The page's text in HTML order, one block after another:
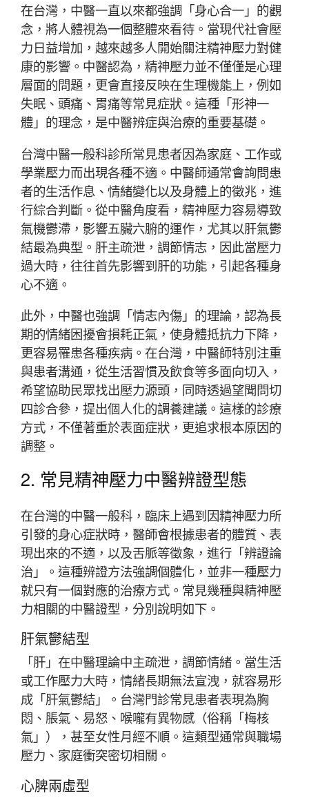
在台灣，中醫一直以來都強調「身心合一」的觀
念，將人體視為一個整體來看待。當現代社會壓
力日益增加，越來越多人開始關注精神壓力對健
康的影響。中醫認為，精神壓力並不僅僅是心理
層面的問題，更會直接反映在生理機能上，例如
失眠、頭痛、胃痛等常見症狀。這種「形神一
體」的理念，是中醫辨症與治療的重要基礎。
台灣中醫一般科診所常見患者因為家庭、工作或
學業壓力而出現各種不適。中醫師通常會詢問患
者的生活作息、情緒變化以及身體上的徵兆，進
行綜合判斷。從中醫角度看，精神壓力容易導致
氣機鬱滯，影響五臟六腑的運作，尤其以肝氣鬱
結最為典型。肝主疏泄，調節情志，因此當壓力
過大時，往往首先影響到肝的功能，引起各種身
心不適。
此外，中醫也強調「情志內傷」的理論，認為長
期的情緒困擾會損耗正氣，使身體抵抗力下降，
更容易罹患各種疾病。在台灣，中醫師特別注重
與患者溝通，從生活習慣及飲食等多面向切入，
希望協助民眾找出壓力源頭，同時透過望聞問切
四診合參，提出個人化的調養建議。這樣的診療
方式，不僅著重於表面症狀，更追求根本原因的
調整。
2. 常見精神壓力中醫辨證型態
在台灣的中醫一般科，臨床上遇到因精神壓力所
引發的身心症狀時，醫師會根據患者的體質、表
現出來的不適，以及舌脈等徵象，進行「辨證論
治」。這種辨證方法強調個體化，並非一種壓力
就只有一個對應的治療方式。常見幾種與精神壓
力相關的中醫證型，分別說明如下。
肝氣鬱結型
「肝」在中醫理論中主疏泄，調節情緒。當生活
或工作壓力大時，情緒長期無法宣洩，就容易形
成「肝氣鬱結」。台灣門診常見患者表現為胸
悶、脹氣、易怒、喉嚨有異物感（俗稱「梅核
氣」），甚至女性月經不順。這類型通常與職場
壓力、家庭衝突密切相關。
心脾兩虛型